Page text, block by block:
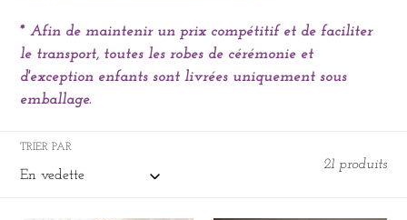
* Afin de maintenir un prix compétitif et de faciliter
le transport, toutes les robes de cérémonie et
d'exception enfants sont livrées uniquement sous
emballage.
TRIER PAR
21 produits